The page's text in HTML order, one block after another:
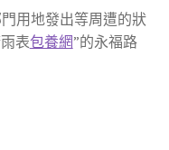
用地發出等周遭的狀
表包養網”的永福路